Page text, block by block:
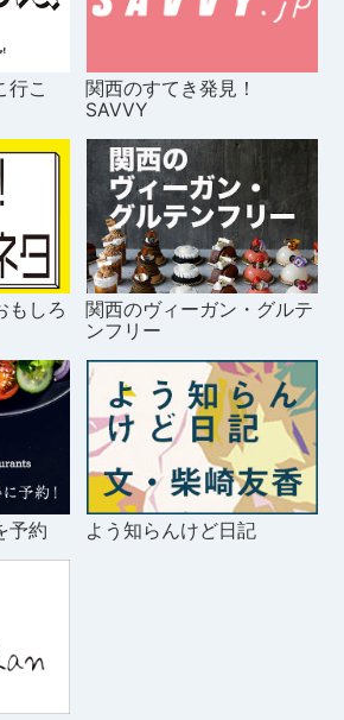
行こ
関西のすてき発見！
SAVVY
もしろ
関西のヴィーガン・グルテ
ンフリー
予約 よう知らんけど日記